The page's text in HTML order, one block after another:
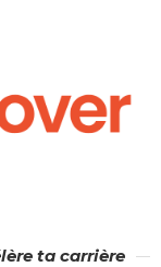
ta carrière